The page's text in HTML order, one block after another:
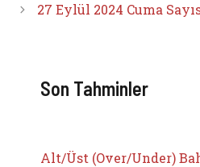
27 Eylül 2024 Cuma
Son Tahminler
Alt/Üst (Over/Under)